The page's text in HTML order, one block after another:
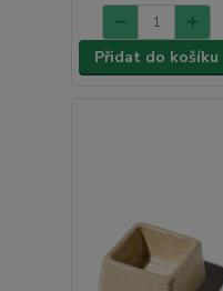
Přidat do košíku